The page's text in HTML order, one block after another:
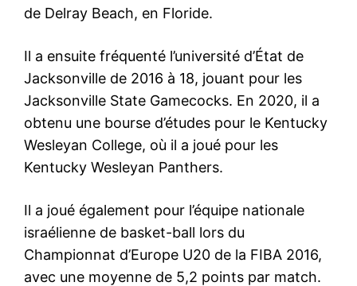
de Delray Beach, en Floride.
Il a ensuite fréquenté l’université d’État de
Jacksonville de 2016 à 18, jouant pour les
Jacksonville State Gamecocks. En 2020, il a
obtenu une bourse d’études pour le Kentucky
Wesleyan College, où il a joué pour les
Kentucky Wesleyan Panthers.
Il a joué également pour l’équipe nationale
israélienne de basket-ball lors du
Championnat d’Europe U20 de la FIBA 2016,
avec une moyenne de 5,2 points par match.